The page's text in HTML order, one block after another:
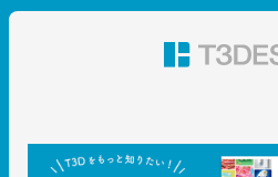
ン 株式会社T3デザイン